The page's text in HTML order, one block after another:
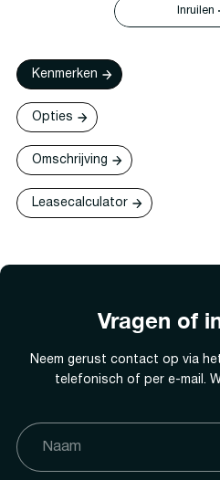
Inruilen
Kenmerken
Opties
Omschrijving
Leasecalculator
Vragen of
Neem gerust contact op via
telefonisch of per e-mail.